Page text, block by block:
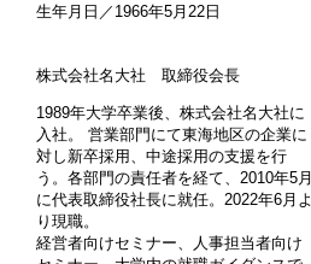
生年月日／1966年5月22日
株式会社名大社 取締役会長
1989年大学卒業後、株式会社名大社に
入社。 営業部門にて東海地区の企業に
対し新卒採用、中途採用の支援を行
う。各部門の責任者を経て、2010年5月
に代表取締役社長に就任。2022年6月よ
り現職。
経営者向けセミナー、人事担当者向け